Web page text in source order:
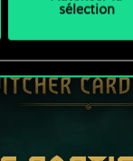
sélection